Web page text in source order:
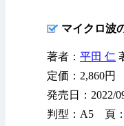
マイクロ波
著者： 平田 仁
定価：2,860円
発売日：2022/
判型：A5 頁